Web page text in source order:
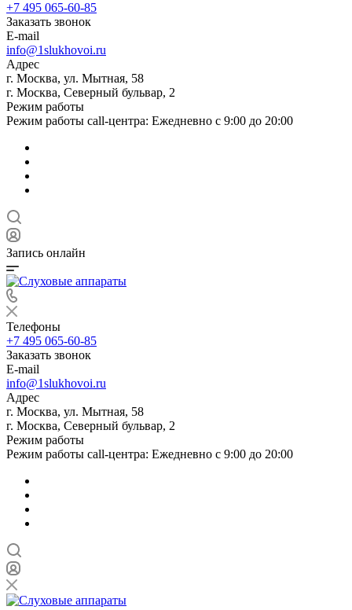
+7 495 065-60-85
Заказать звонок
E-mail
info@1slukhovoi.ru
Адрес
г. Москва, ул. Мытная, 58
г. Москва, Северный бульвар, 2
Режим работы
Режим работы call-центра: Ежедневно с 9:00 до 20:00
Запись онлайн
Телефоны
+7 495 065-60-85
Заказать звонок
E-mail
info@1slukhovoi.ru
Адрес
г. Москва, ул. Мытная, 58
г. Москва, Северный бульвар, 2
Режим работы
Режим работы call-центра: Ежедневно с 9:00 до 20:00